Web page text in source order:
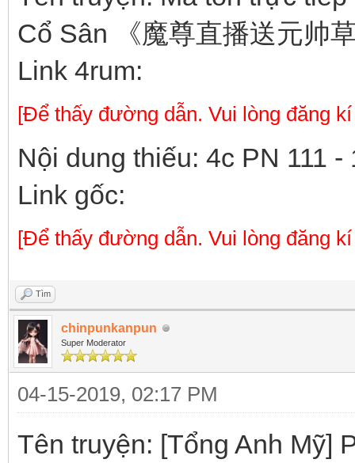
Cổ Sân 《魔尊直播送元帅
Link 4rum:
[Để thấy đường dẫn. Vui lòng đăng
Nội dung thiếu: 4c PN 111 -
Link gốc:
[Để thấy đường dẫn. Vui lòng đăng
Tìm
chinpunkanpun
Super Moderator
04-15-2019, 02:17 PM
Tên truyện: [Tổng Anh Mỹ]